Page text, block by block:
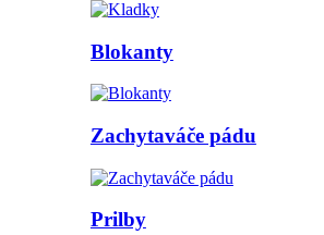
Blokanty
Zachytaváče pádu
Prilby